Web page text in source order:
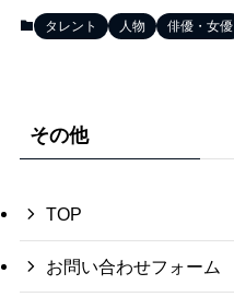
タレント 人物 俳優・女優
その他
TOP
お問い合わせフォーム